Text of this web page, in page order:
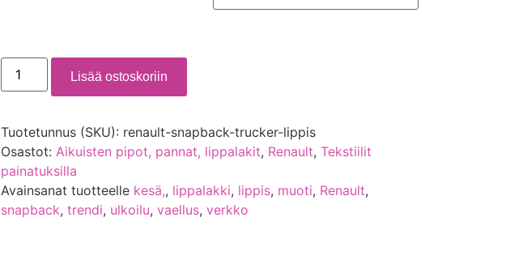
Lisää ostoskoriin
Tuotetunnus (SKU): renault-snapback-trucker-lippis
Osastot: Aikuisten pipot, pannat, lippalakit, Renault,Tekstiilit
painatuksilla
Avainsanat tuotteelle kesä,, lippalakki, lippis, muoti, Renault,
snapback,trendi, ulkoilu,vaellus,verkko